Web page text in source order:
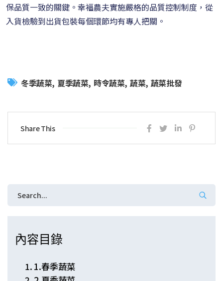
保品質一致的關鍵。幸福農夫實施嚴格的品質控制制度，從
入貨檢驗到出貨包裝每個環節均有專人把關。
冬季蔬菜 夏季蔬菜 時令蔬菜 蔬菜 蔬菜批發
Share This
內容目錄
1.春季蔬菜